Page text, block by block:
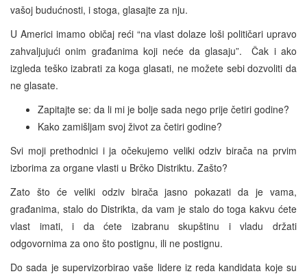
vašoj budućnosti, i stoga, glasajte za nju.
U Americi imamo običaj reći “na vlast dolaze loši političari upravo
zahvaljujući onim građanima koji neće da glasaju”. Čak i ako
izgleda teško izabrati za koga glasati, ne možete sebi dozvoliti da
ne glasate.
Zapitajte se: da li mi je bolje sada nego prije četiri godine?
Kako zamišljam svoj život za četiri godine?
Svi moji prethodnici i ja očekujemo veliki odziv birača na prvim
izborima za organe vlasti u Brčko Distriktu. Zašto?
Zato što će veliki odziv birača jasno pokazati da je vama,
građanima, stalo do Distrikta, da vam je stalo do toga kakvu ćete
vlast imati, i da ćete izabranu skupštinu i vladu držati
odgovornima za ono što postignu, ili ne postignu.
Do sada je supervizorbirao vaše lidere iz reda kandidata koje su